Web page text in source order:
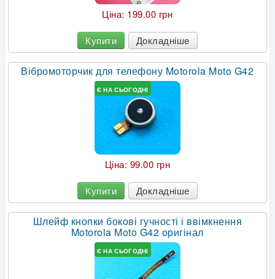
Ціна: 199.00 грн
Купити Докладніше
Вібромоторчик для телефону Motorola Moto G42
Є НА СЬОГОДНІ
Ціна: 99.00 грн
Купити Докладніше
Шлейф кнопки бокові гучності і ввімкнення
Motorola Moto G42 оригінал
Є НА СЬОГОДНІ